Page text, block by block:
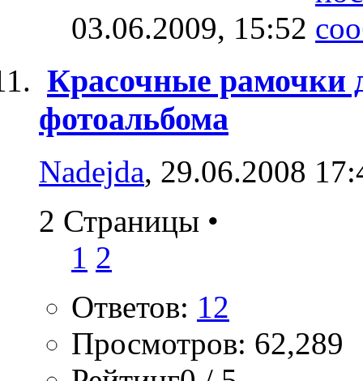
03.06.2009, 15:52
Красочные рамочки
фотоальбома
Nadejda, 29.06.2008
2 Страницы •
1 2
Ответов: 12
Просмотров: 62,289